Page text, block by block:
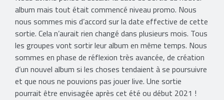
album mais tout était commencé niveau promo. Nous
nous sommes mis d’accord sur la date effective de cette
sortie. Cela n’aurait rien changé dans plusieurs mois. Tous
les groupes vont sortir leur album en même temps. Nous
sommes en phase de réflexion très avancée, de création
d’un nouvel album si les choses tendaient à se poursuivre
et que nous ne pouvions pas jouer live. Une sortie
pourrait être envisagée après cet été ou début 2021 !